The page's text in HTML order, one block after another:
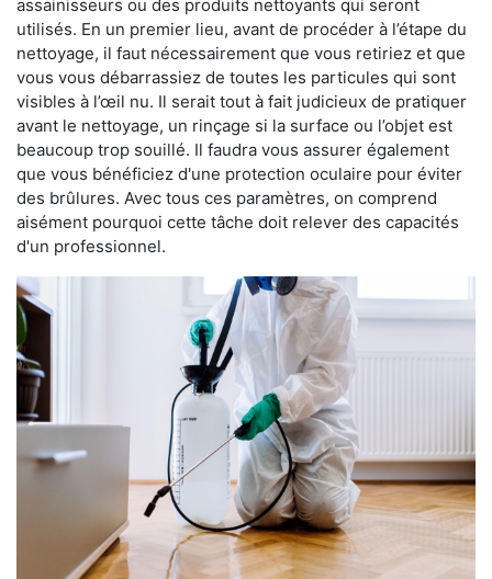
assainisseurs ou des produits nettoyants qui seront
utilisés. En un premier lieu, avant de procéder à l’étape du
nettoyage, il faut nécessairement que vous retiriez et que
vous vous débarrassiez de toutes les particules qui sont
visibles à l’œil nu. Il serait tout à fait judicieux de pratiquer
avant le nettoyage, un rinçage si la surface ou l’objet est
beaucoup trop souillé. Il faudra vous assurer également
que vous bénéficiez d'une protection oculaire pour éviter
des brûlures. Avec tous ces paramètres, on comprend
aisément pourquoi cette tâche doit relever des capacités
d'un professionnel.